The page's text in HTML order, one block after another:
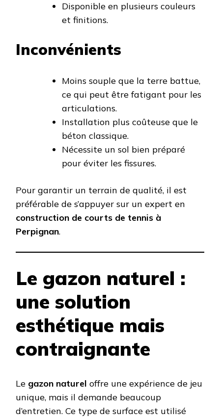
Disponible en plusieurs couleurs
et finitions.
Inconvénients
Moins souple que la terre battue,
ce qui peut être fatigant pour les
articulations.
Installation plus coûteuse que le
béton classique.
Nécessite un sol bien préparé
pour éviter les fissures.
Pour garantir un terrain de qualité, il est
préférable de s’appuyer sur un expert en
construction de courts de tennis à
Perpignan.
Le gazon naturel :
une solution
esthétique mais
contraignante
Le gazon naturel offre une expérience de jeu
unique, mais il demande beaucoup
d’entretien. Ce type de surface est utilisé